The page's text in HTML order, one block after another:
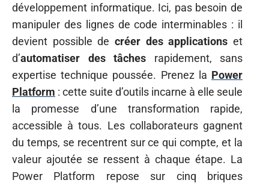
développement informatique. Ici, pas besoin de
manipuler des lignes de code interminables : il
devient possible de créer des applications et
d’automatiser des tâches rapidement, sans
expertise technique poussée. Prenez la Power
Platform : cette suite d’outils incarne à elle seule
la promesse d’une transformation rapide,
accessible à tous. Les collaborateurs gagnent
du temps, se recentrent sur ce qui compte, et la
valeur ajoutée se ressent à chaque étape. La
Power Platform repose sur cinq briques